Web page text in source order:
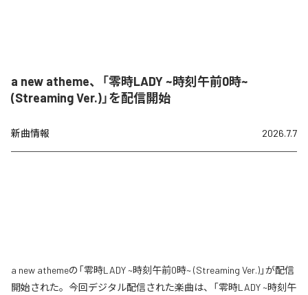
a new atheme、「零時LADY ~時刻午前0時~
(Streaming Ver.)」を配信開始
新曲情報 2026.7.7
a new athemeの「零時LADY ~時刻午前0時~ (Streaming Ver.)」が配信
開始された。今回デジタル配信された楽曲は、「零時LADY ~時刻午